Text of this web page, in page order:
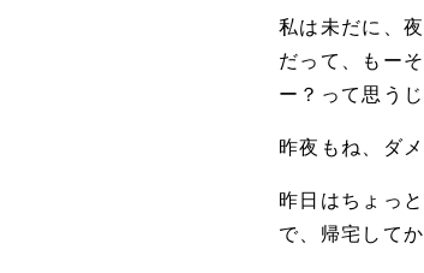
私は未だに、
だって、もー
ー？って思う
昨夜もね、ダ
昨日はちょっ
で、帰宅して